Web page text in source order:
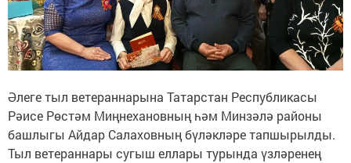
Әлеге тыл ветераннарына Татарстан Республикасы
Рәисе Рөстәм Миңнехановның һәм Минзәлә районы
башлыгы Айдар Салаховның бүләкләре тапшырылды.
Тыл ветераннары сугыш еллары турында үзләренең